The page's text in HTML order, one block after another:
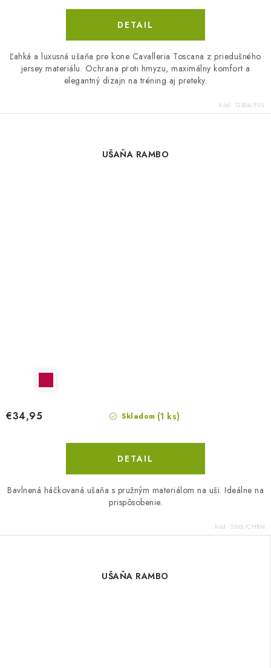
DETAIL
Ľahká a luxusná ušaňa pre kone Cavalleria Toscana z priedušného
jersey materiálu. Ochrana proti hmyzu, maximálny komfort a
elegantný dizajn na tréning aj preteky.
Kód: 12304/FUL
UŠAŇA RAMBO
Skladom (1 ks)
€34,95
DETAIL
Bavlnená háčkovaná ušaňa s pružným materiálom na uši. Ideálne na
prispôsobenie.
Kód: 5365/CHBN
UŠAŇA RAMBO